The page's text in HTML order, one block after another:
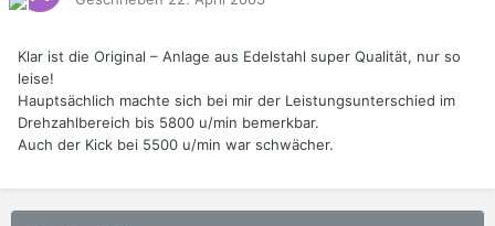
Klar ist die Original – Anlage aus Edelstahl super Qualität, nur so
leise!
Hauptsächlich machte sich bei mir der Leistungsunterschied im
Drehzahlbereich bis 5800 u/min bemerkbar.
Auch der Kick bei 5500 u/min war schwächer.